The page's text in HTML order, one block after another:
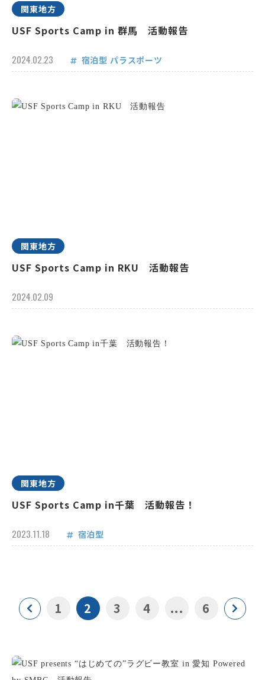
関東地方
USF Sports Camp in 群馬 活動報告
2024.02.23 宿泊型 パラスポーツ
関東地方
USF Sports Camp in RKU 活動報告
2024.02.09
関東地方
USF Sports Camp in千葉 活動報告！
2023.11.18 宿泊型
1 2 3 4 ... 6